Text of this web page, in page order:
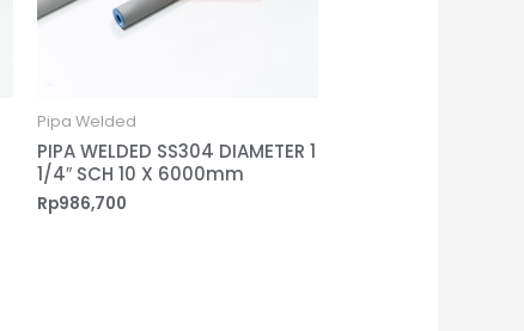
Pipa Welded
PIPA WELDED SS304 DIAMETER 1
1/4″ SCH 10 X 6000mm
Rp986,700